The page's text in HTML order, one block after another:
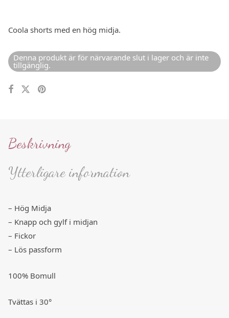
Coola shorts med en hög midja.
Denna produkt är för närvarande slut i lager och är inte
tillgänglig.
Beskrivning
Ytterligare information
– Hög Midja
– Knapp och gylf i midjan
– Fickor
– Lös passform
100% Bomull
Tvättas i 30°